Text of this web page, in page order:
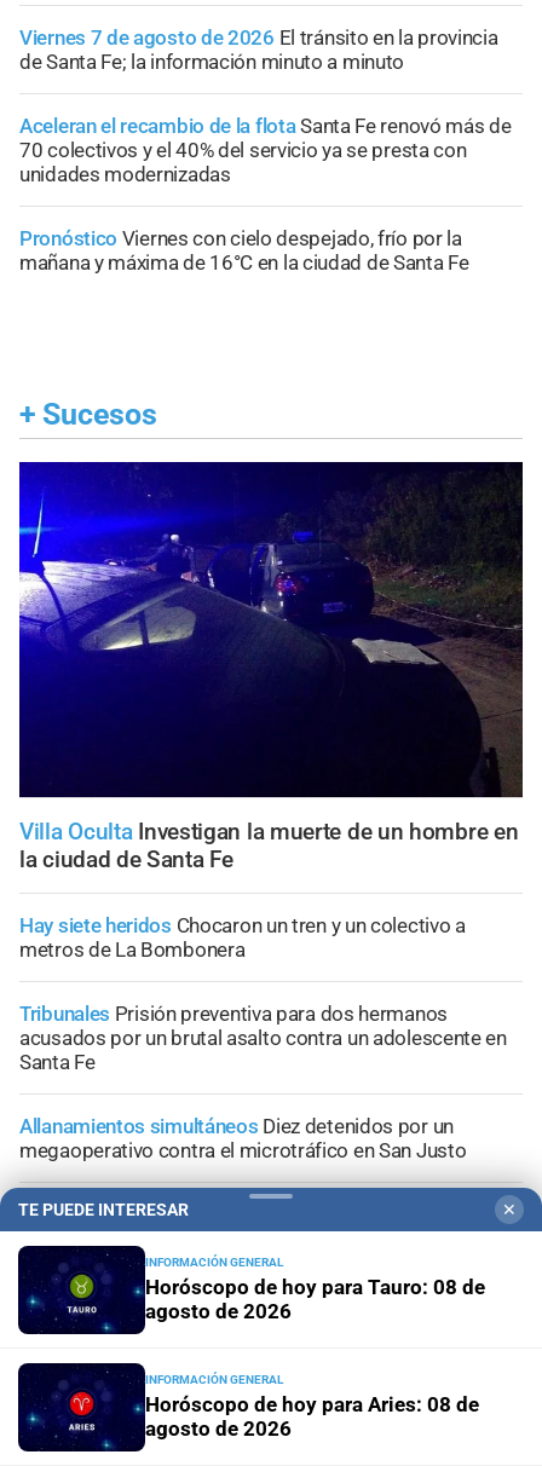
Viernes 7 de agosto de 2026 El tránsito en la provincia
de Santa Fe; la información minuto a minuto
Aceleran el recambio de la flotaSanta Fe renovó más de
70 colectivos y el 40% del servicio ya se presta con
unidades modernizadas
Pronóstico Viernes con cielo despejado, frío por la
mañana y máxima de 16°C en la ciudad de Santa Fe
+ Sucesos
Villa Oculta Investigan la muerte de un hombre en
la ciudad de Santa Fe
Hay siete heridos Chocaron un tren y un colectivo a
metros de La Bombonera
Tribunales Prisión preventiva para dos hermanos
acusados por un brutal asalto contra un adolescente en
Santa Fe
Allanamientos simultáneos Diez detenidos por un
megaoperativo contra el microtráfico en San Justo
Conflicto judicialBuscan identificar a los autores de las
amenazas contra un médico, un abogado y un periodista
+ Información General
TE PUEDE INTERESAR ✕
INFORMACIÓN GENERAL
Horóscopo de hoy para Tauro: 08 de
agosto de 2026
INFORMACIÓN GENERAL
Horóscopo de hoy para Aries: 08 de
agosto de 2026